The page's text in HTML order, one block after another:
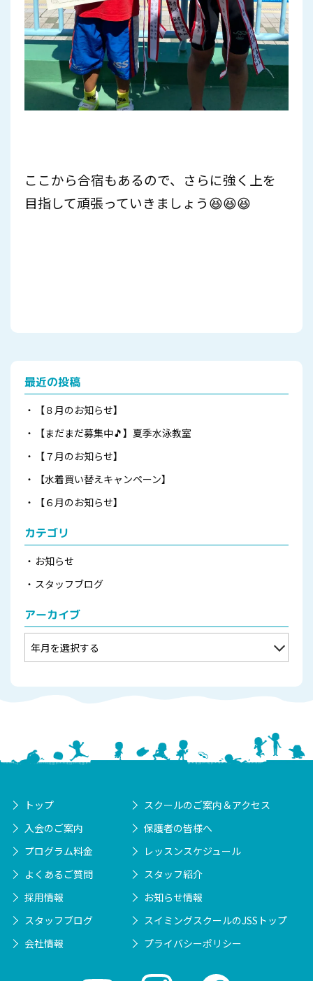
ここから合宿もあるので、さらに強く上を
目指して頑張っていきましょう😆😆😆
最近の投稿
【８月のお知らせ】
【まだまだ募集中🎵】夏季水泳教室
【７月のお知らせ】
【水着買い替えキャンペーン】
【６月のお知らせ】
カテゴリ
お知らせ
スタッフブログ
アーカイブ
トップ
スクールのご案内＆アクセス
入会のご案内
保護者の皆様へ
プログラム料金
レッスンスケジュール
よくあるご質問
スタッフ紹介
採用情報
お知らせ情報
スタッフブログ
スイミングスクールのJSSトップ
会社情報
プライバシーポリシー